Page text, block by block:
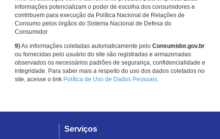
informações potencializam o poder de escolha dos consumidores e
contribuem para execução da Política Nacional de Relações de
Consumo pelos órgãos do Sistema Nacional de Defesa do
Consumidor.
9)As informações coletadas automaticamente pelo Consumidor.gov.br
ou fornecidas pelo usuário do site são registradas e armazenadas
observados os necessários padrões de segurança, confidencialidade e
integridade. Para saber mais a respeito do uso dos dados coletados no
site, acesse o link Política de Uso de Dados Pessoais.
Serviços